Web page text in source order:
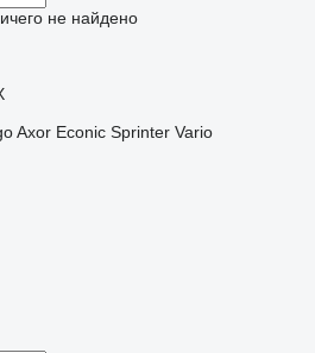
не найдено
Axor Econic Sprinter Vario